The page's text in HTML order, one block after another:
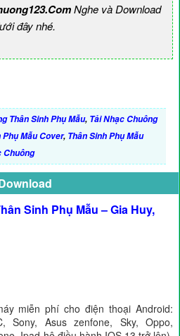
Nghe và Download
đây nhé.
Thân Sinh Phụ Mẫu, Tải Nhạc Chuông
Phụ Mẫu Cover, Thân Sinh Phụ Mẫu
Chuông
Sinh Phụ Mẫu – Gia Huy,
miễn phí cho điện thoại Android:
Sony, Asus zenfone, Sky, Oppo,